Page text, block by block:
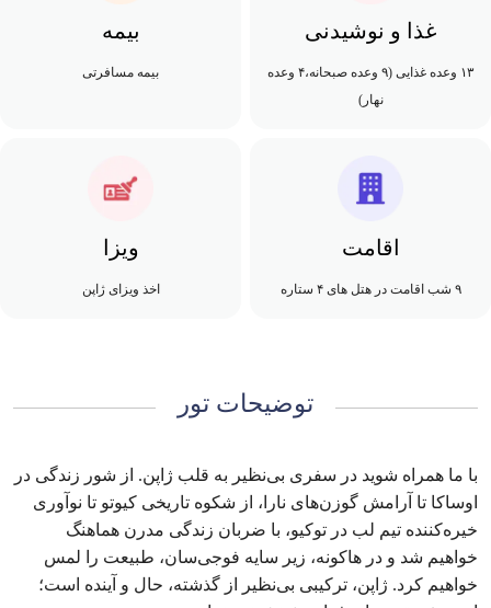
غذا و نوشیدنی
۱۳ وعده غذایی (۹ وعده صبحانه،۴ وعده
نهار)
بیمه
بیمه مسافرتی
اقامت
۹ شب اقامت در هتل های ۴ ستاره
ویزا
اخذ ویزای ژاپن
توضیحات تور
با ما همراه شوید در سفری بی‌نظیر به قلب ژاپن. از شور زندگی در
اوساکا تا آرامش گوزن‌های نارا، از شکوه تاریخی کیوتو تا نوآوری
خیره‌کننده تیم لب در توکیو، با ضربان زندگی مدرن هماهنگ
خواهیم شد و در هاکونه، زیر سایه فوجی‌سان، طبیعت را لمس
خواهیم کرد. ژاپن، ترکیبی بی‌نظیر از گذشته، حال و آینده است؛